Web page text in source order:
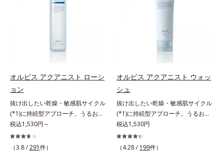
合。もともと体内にあるアミノ酸は
す。刺激を受けやすくなった角層を
うるおいで満たし、脱・敏感肌を目
料・アルコールフリー・界面活性剤
不使用(*5)・パラベンフリー、6つ
のフリー処方で徹底的に肌に寄り添
います。*1 乾燥と敏感をくり返す
こと*2 敏感肌対象連用テスト済
（すべての方のお肌に合うというこ
とではありません）*3 乾燥して敏
感に感じやすい状態のこと*4 発酵
めるような加工を行う）」。不要と
いパワーを引き出し、サイエンスの
力でまっさらな素肌へと導くクリー
ンビューティブランドです。
オルビス アクアニスト ローシ
ョン
抜け出したい乾燥・敏感肌サイクル
(*1)に持続型アプローチ。うるおい
を追求した敏感肌用保湿スキンケア
(*2)。うるおいを逃し、刺激を受け
やすい角層の“乾燥敏感スランプ
税込1,530円～
（3.8 /291件）
オルビス アクアニスト ウォッ
シュ
抜け出したい乾燥・敏感肌サイクル
(*1)に持続型アプローチ。うるおい
を追求した敏感肌用保湿スキンケア
(*2)。うるおいを逃し、刺激を受け
やすい角層の“乾燥敏感スランプ
税込1,530円
（4.28 / 199件）